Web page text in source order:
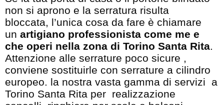
non si aprono e la serratura risulta
bloccata, l’unica cosa da fare è chiamare
un artigiano professionista come me e
che operi nella zona di Torino Santa Rita.
Attenzione alle serrature poco sicure ,
conviene sostituirle con serrature a cilindro
europeo. la nostra vasta gamma di servizi a
Torino Santa Rita per realizzazione